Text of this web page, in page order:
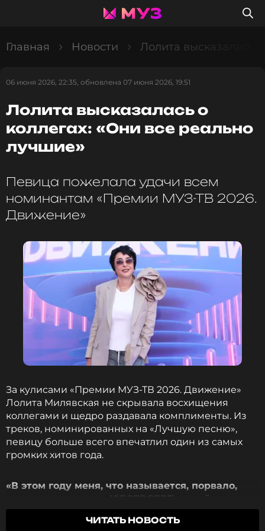
Главная Новости Лолита высказалась
06 июня 2026, 22:35, обновлена 07 июня 2026, 19:51
Лолита высказалась о
коллегах: «Они все реально
лучшие»
Певица пожелала удачи всем
номинантам «Премии МУЗ-ТВ 2026.
Движение»
За кулисами «Премии МУЗ-ТВ 2026. Движение»
Лолита Милявская не скрывала восхищения
коллегами и щедро раздавала комплименты. Из
треков, номинированных на «Лучшую песню»,
певицу больше всего впечатлил один из самых
громких хитов года.
«В этом году меня, что называется, порвало,
разорвало от дуэта ICEGERGERT с моей
любимой девочкой, с Юлией Зиверт», —
призналась звезда. Речь идет о треке «Банк»,
ЧИТАТЬ НОВОСТЬ